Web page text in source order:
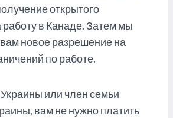
открытого
в Канаде. Затем мы
новое разрешение на
по работе.
или член семьи
вам не нужно платить